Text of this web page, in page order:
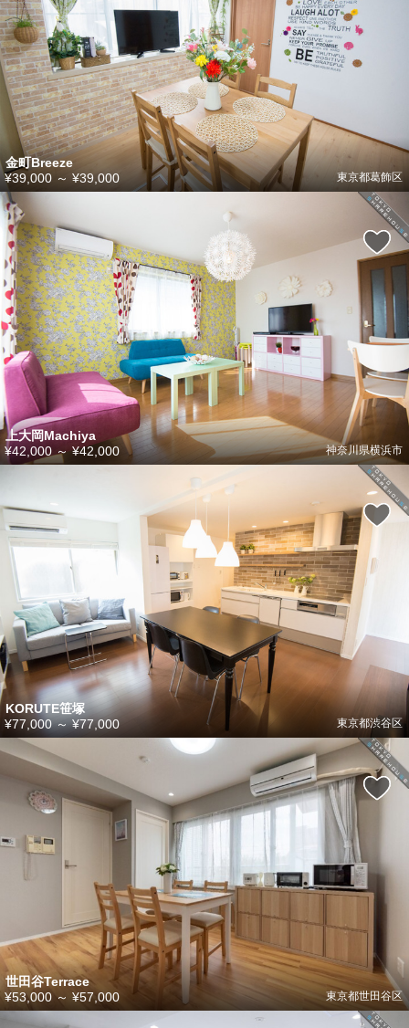
金町Breeze
東京都葛飾区
¥39,000 ～ ¥39,000
上大岡Machiya
神奈川県横浜市
¥42,000 ～¥42,000
KORUTE笹塚
東京都渋谷区
¥77,000～¥77,000
世田谷Terrace
東京都世田谷区
¥53,000～ ¥57,000